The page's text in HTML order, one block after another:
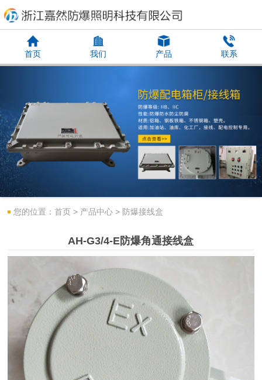
首页 我们 产品 联系
您的位置：首页 > 产品中心 > 防爆接线盒
AH-G3/4-E防爆角通接线盒